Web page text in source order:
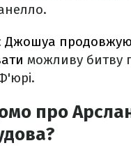
Джошуа
можливу битву
про